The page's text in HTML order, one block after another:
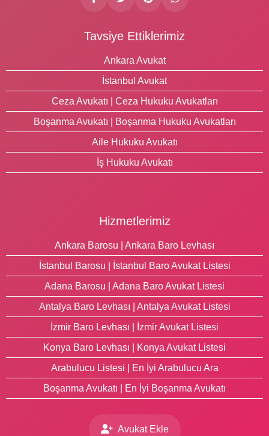
Tavsiye Ettiklerimiz
Ankara Avukat
İstanbul Avukat
Ceza Avukatı | Ceza Hukuku Avukatları
Boşanma Avukatı | Boşanma Hukuku Avukatları
Aile Hukuku Avukatı
İş Hukuku Avukatı
Hizmetlerimiz
Ankara Barosu | Ankara Baro Levhası
İstanbul Barosu | İstanbul Baro Avukat Listesi
Adana Barosu | Adana Baro Avukat Listesi
Antalya Baro Levhası | Antalya Avukat Listesi
İzmir Baro Levhası | İzmir Avukat Listesi
Konya Baro Levhası | Konya Avukat Listesi
Arabulucu Listesi | En İyi Arabulucu Ara
Boşanma Avukatı | En İyi Boşanma Avukatı
Avukat Ekle